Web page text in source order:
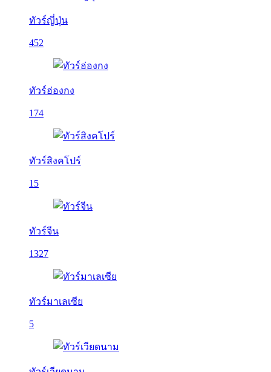
ทัวร์ญี่ปุ่น
452
ทัวร์ฮ่องกง
174
ทัวร์สิงคโปร์
15
ทัวร์จีน
1327
ทัวร์มาเลเซีย
5